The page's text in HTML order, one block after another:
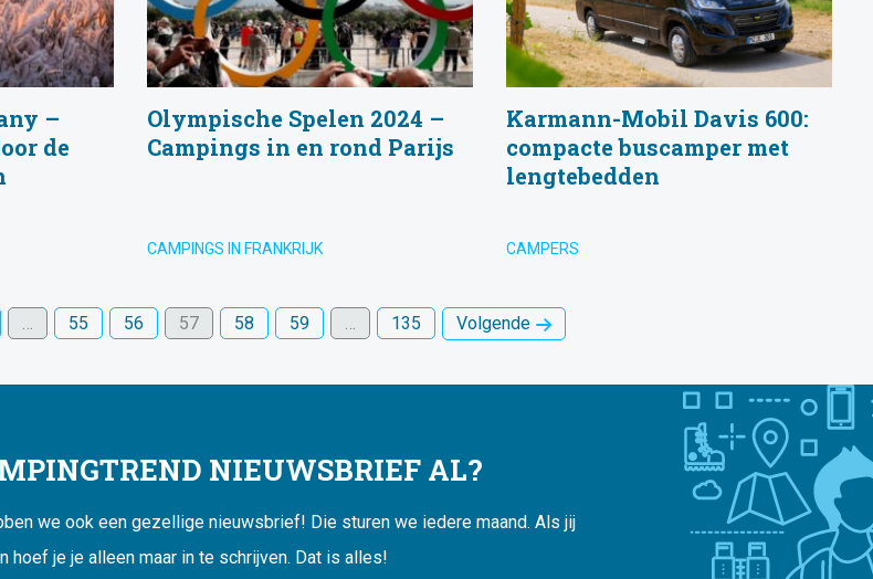
–
de
Olympische Spelen 2024 –
Campings in en rond Parijs
CAMPINGS IN FRANKRIJK
Karmann-Mobil Davis 600:
compacte buscamper met
lengtebedden
CAMPERS
… 55 56 57 58 59 … 135 Volgende
NIEUWSBRIEF AL?
we ook een gezellige nieuwsbrief! Die sturen we iedere maand. Als jij
hoef je je alleen maar in te schrijven. Dat is alles!